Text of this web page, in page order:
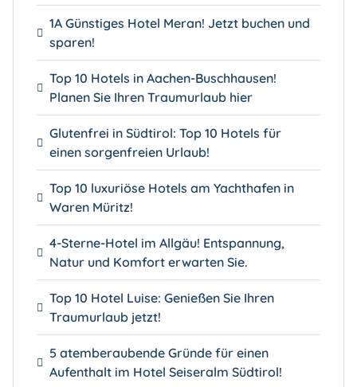
1A Günstiges Hotel Meran! Jetzt buchen und
sparen!
Top 10 Hotels in Aachen-Buschhausen!
Planen Sie Ihren Traumurlaub hier
Glutenfrei in Südtirol: Top 10 Hotels für
einen sorgenfreien Urlaub!
Top 10 luxuriöse Hotels am Yachthafen in
Waren Müritz!
4-Sterne-Hotel im Allgäu! Entspannung,
Natur und Komfort erwarten Sie.
Top 10 Hotel Luise: Genießen Sie Ihren
Traumurlaub jetzt!
5 atemberaubende Gründe für einen
Aufenthalt im Hotel Seiseralm Südtirol!